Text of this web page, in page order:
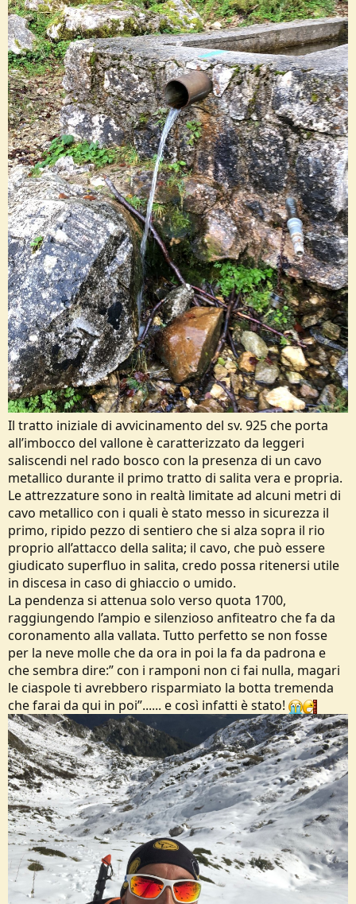
Il tratto iniziale di avvicinamento del sv. 925 che porta
all’imbocco del vallone è caratterizzato da leggeri
saliscendi nel rado bosco con la presenza di un cavo
metallico durante il primo tratto di salita vera e propria.
Le attrezzature sono in realtà limitate ad alcuni metri di
cavo metallico con i quali è stato messo in sicurezza il
primo, ripido pezzo di sentiero che si alza sopra il rio
proprio all’attacco della salita; il cavo, che può essere
giudicato superfluo in salita, credo possa ritenersi utile
in discesa in caso di ghiaccio o umido.
La pendenza si attenua solo verso quota 1700,
raggiungendo l’ampio e silenzioso anfiteatro che fa da
coronamento alla vallata. Tutto perfetto se non fosse
per la neve molle che da ora in poi la fa da padrona e
che sembra dire:” con i ramponi non ci fai nulla, magari
le ciaspole ti avrebbero risparmiato la botta tremenda
che farai da qui in poi”...... e così infatti è stato!